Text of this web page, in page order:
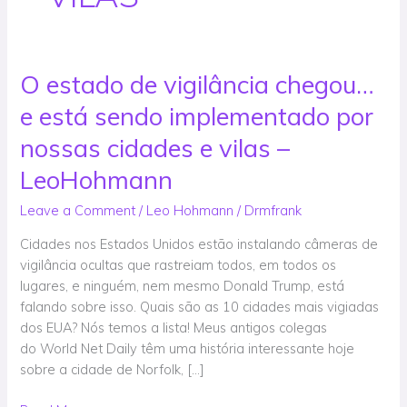
O estado de vigilância chegou…
e está sendo implementado por
nossas cidades e vilas –
LeoHohmann
Leave a Comment / Leo Hohmann / Drmfrank
Cidades nos Estados Unidos estão instalando câmeras de
vigilância ocultas que rastreiam todos, em todos os
lugares, e ninguém, nem mesmo Donald Trump, está
falando sobre isso. Quais são as 10 cidades mais vigiadas
dos EUA? Nós temos a lista! Meus antigos colegas
do World Net Daily têm uma história interessante hoje
sobre a cidade de Norfolk, […]
O
estado
de
vigilância
chegou…
e
está
implementado
por
nossas
cidades
e
vilas
–